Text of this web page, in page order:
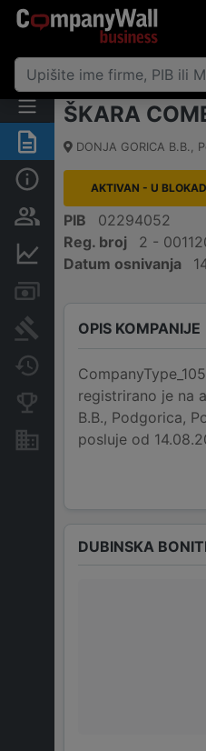
Sažetak
Osobe i vlasništvo
Finansijski podaci
Arhiva sudskih objava
Promjene
Konkurentne kompanije
Nekretnine i imovina
ŠKARA
DONJA GORICA B.B.,
AKTIVAN - U
PIB
02294052
Reg. broj
2 -
Datum osnivanja
OPIS KOMPANIJE
registrirano je na
B.B., Podgorica,
posluje od
DUBINSKA